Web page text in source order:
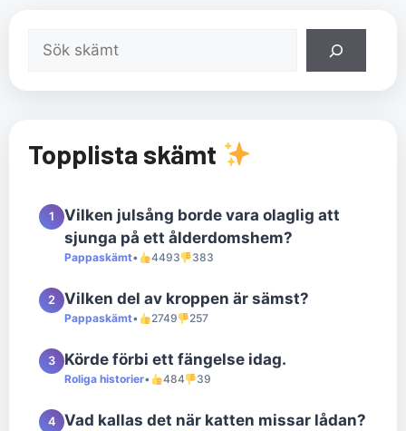
Sök
Topplista skämt
1
Vilken julsång borde vara olaglig att
sjunga på ett ålderdomshem?
Pappaskämt• 4493 383
2 Vilken del av kroppen är sämst?
Pappaskämt• 2749 257
3 Körde förbi ett fängelse idag.
Roliga historier• 484 39
4 Vad kallas det när katten missar lådan?